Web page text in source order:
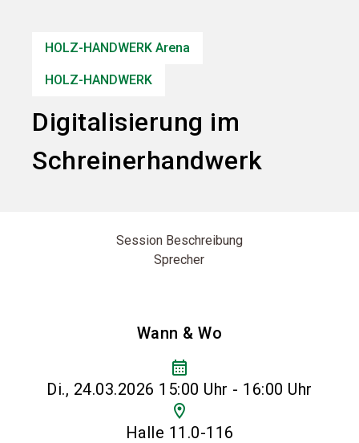
HOLZ-HANDWERK Arena
HOLZ-HANDWERK
Digitalisierung im
Schreinerhandwerk
Session Beschreibung
Sprecher
Wann & Wo
calendar_month
Di., 24.03.2026 15:00 Uhr - 16:00 Uhr
location_on
Halle 11.0-116